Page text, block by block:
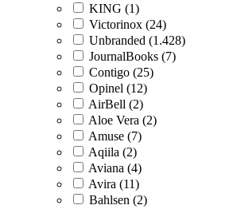
KING (1)
Victorinox (24)
Unbranded (1.428)
JournalBooks (7)
Contigo (25)
Opinel (12)
AirBell (2)
Aloe Vera (2)
Amuse (7)
Aqiila (2)
Aviana (4)
Avira (11)
Bahlsen (2)